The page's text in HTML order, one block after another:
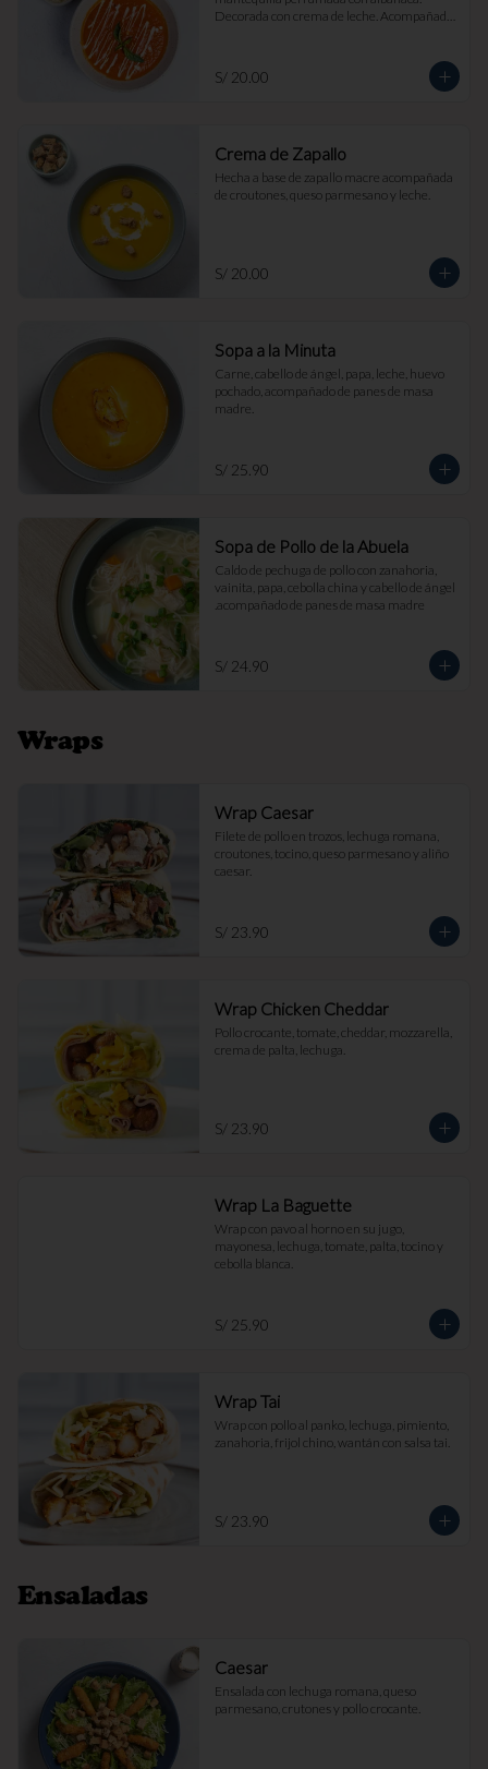
Decorada con crema de leche. Acompañada
S/ 20.00
Crema de Zapallo
Hecha a base de zapallo macre acompañada
de croutones, queso parmesano y leche.
S/ 20.00
Sopa a la Minuta
Carne, cabello de ángel, papa, leche, huevo
pochado, acompañado de panes de masa
madre.
S/ 25.90
Sopa de Pollo de la Abuela
Caldo de pechuga de pollo con zanahoria,
vainita, papa, cebolla china y cabello de ángel
.acompañado de panes de masa madre
S/ 24.90
Wraps
Wrap Caesar
Filete de pollo en trozos, lechuga romana,
croutones, tocino, queso parmesano y aliño
caesar.
S/ 23.90
Wrap Chicken Cheddar
Pollo crocante, tomate, cheddar, mozzarella,
crema de palta, lechuga.
S/ 23.90
Wrap La Baguette
Wrap con pavo al horno en su jugo,
mayonesa, lechuga, tomate, palta, tocino y
cebolla blanca.
S/ 25.90
Wrap Tai
Wrap con pollo al panko, lechuga, pimiento,
zanahoria, frijol chino, wantán con salsa tai.
S/ 23.90
Ensaladas
Caesar
Ensalada con lechuga romana, queso
parmesano, crutones y pollo crocante.